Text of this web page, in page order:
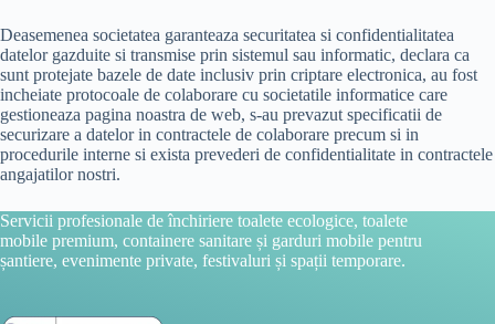
Deasemenea societatea garanteaza securitatea si confidentialitatea
datelor gazduite si transmise prin sistemul sau informatic, declara ca
sunt protejate bazele de date inclusiv prin criptare electronica, au fost
incheiate protocoale de colaborare cu societatile informatice care
gestioneaza pagina noastra de web, s-au prevazut specificatii de
securizare a datelor in contractele de colaborare precum si in
procedurile interne si exista prevederi de confidentialitate in contractele
angajatilor nostri.
Servicii profesionale de închiriere toalete ecologice, toalete
mobile premium, containere sanitare și garduri mobile pentru
șantiere, evenimente private, festivaluri și spații temporare.